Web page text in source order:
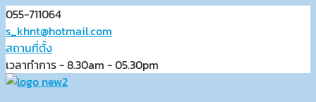
Skip
to
content
055-711064
s_khnt@hotmail.com
สถานที่ตั้ง
เวลาทำการ - 8.30am - 05.30pm